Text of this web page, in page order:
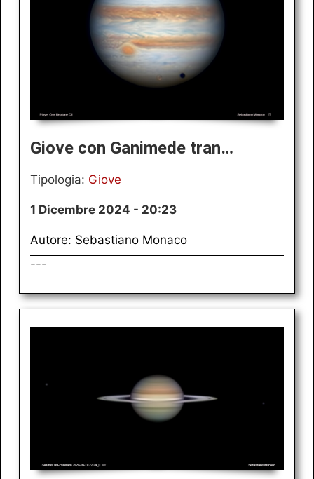
Giove con Ganimede tran…
Tipologia: Giove
1 Dicembre 2024 - 20:23
Autore: Sebastiano Monaco
---